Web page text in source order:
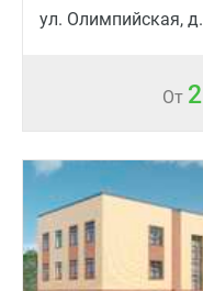
ул. Олимпийская,
От